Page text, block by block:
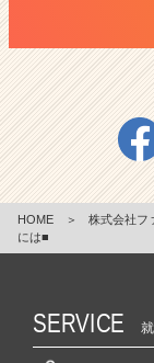
HOME ＞ 株式会社フ
には■
SERVICE